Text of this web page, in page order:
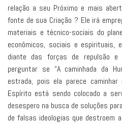
relação a seu Próximo e mais
fonte de sua Criação ? Ele irá
materiais e técnico-sociais do
econômicos, sociais e espirituais,
diante das forças de repulsão e
perguntar se “A caminhada da
estrada, pois ela parece
Espírito está sendo colocado a
desespero na busca de soluções
de falsas ideologias que destroem